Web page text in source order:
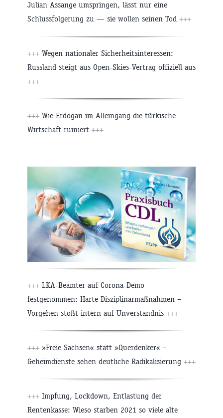
Julian Assange umspringen, lässt nur eine
Schlussfolgerung zu — sie wollen seinen Tod +++
+++ Wegen nationaler Sicherheitsinteressen:
Russland steigt aus Open-Skies-Vertrag offiziell aus
+++
+++ Wie Erdogan im Alleingang die türkische
Wirtschaft ruiniert +++
+++ LKA-Beamter auf Corona-Demo
festgenommen: Harte Disziplinarmaßnahmen –
Vorgehen stößt intern auf Unverständnis +++
+++ »Freie Sachsen« statt »Querdenker« –
Geheimdienste sehen deutliche Radikalisierung +++
+++ Impfung, Lockdown, Entlastung der
Rentenkasse: Wieso starben 2021 so viele alte